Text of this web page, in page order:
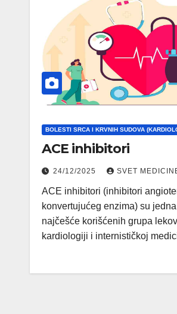
BOLESTI SRCA I KRVNIH SUDOVA
ACE inhibitori
24/12/2025 SVET
ACE inhibitori (inhibitori
konvertujućeg enzima) su
najčešće korišćenih grupa
kardiologiji i internističkoj